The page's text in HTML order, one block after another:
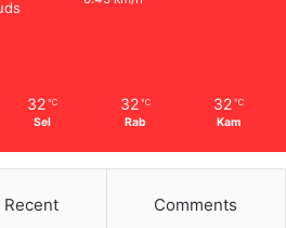
32 ℃
Sel
32 ℃
Rab
32 ℃
Kam
Recent Comments